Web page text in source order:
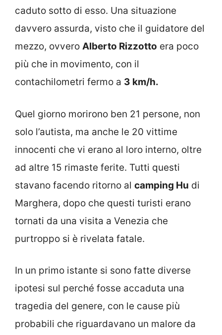
caduto sotto di esso. Una situazione
davvero assurda, visto che il guidatore del
mezzo, ovvero Alberto Rizzotto era poco
più che in movimento, con il
contachilometri fermo a 3 km/h.
Quel giorno morirono ben 21 persone, non
solo l’autista, ma anche le 20 vittime
innocenti che vi erano al loro interno, oltre
ad altre 15 rimaste ferite. Tutti questi
stavano facendo ritorno al camping Hu di
Marghera, dopo che questi turisti erano
tornati da una visita a Venezia che
purtroppo si è rivelata fatale.
In un primo istante si sono fatte diverse
ipotesi sul perché fosse accaduta una
tragedia del genere, con le cause più
probabili che riguardavano un malore da